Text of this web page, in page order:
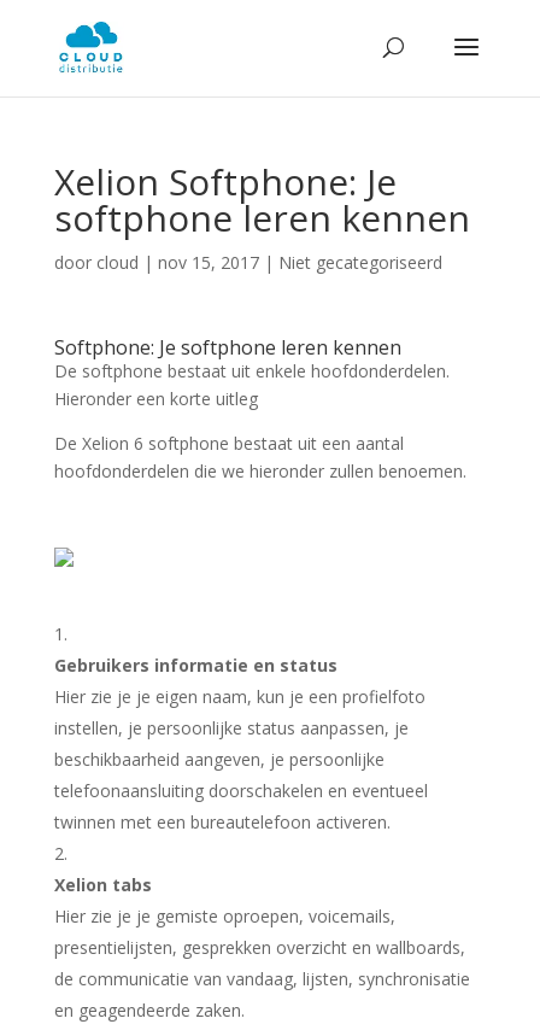
Xelion Softphone: Je
softphone leren kennen
door cloud | nov 15, 2017| Niet gecategoriseerd
Softphone: Je softphone leren kennen
De softphone bestaat uit enkele hoofdonderdelen.
Hieronder een korte uitleg
De Xelion 6 softphone bestaat uit een aantal
hoofdonderdelen die we hieronder zullen benoemen.
Gebruikers informatie en status
Hier zie je je eigen naam, kun je een profielfoto
instellen, je persoonlijke status aanpassen, je
beschikbaarheid aangeven, je persoonlijke
telefoonaansluiting doorschakelen en eventueel
twinnen met een bureautelefoon activeren.
Xelion tabs
Hier zie je je gemiste oproepen, voicemails,
presentielijsten, gesprekken overzicht en wallboards,
de communicatie van vandaag, lijsten, synchronisatie
en geagendeerde zaken.